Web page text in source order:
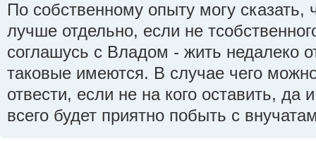
По собственному опыту могу
лучше отдельно, если не
соглашусь с Владом - жить недалеко
таковые имеются. В случае чего
отвести, если не на кого оставить,
всего будет приятно побыть с